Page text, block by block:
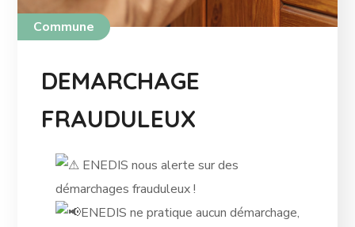
Commune
DEMARCHAGE
FRAUDULEUX
ENEDIS nous alerte sur des
démarchages frauduleux !
ENEDIS ne pratique aucun démarchage,